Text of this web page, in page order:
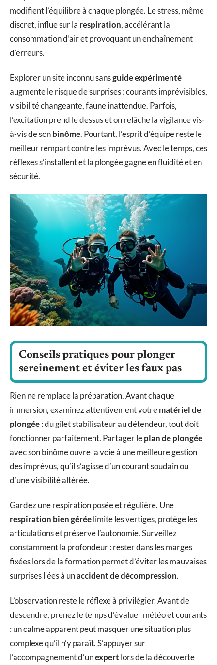
modifient l’équilibre à chaque plongée. Le stress, même
discret, influe sur la respiration, accélérant la
consommation d’air et provoquant un enchaînement
d’erreurs.
Explorer un site inconnu sansguide expérimenté
augmente le risque de surprises : courants imprévisibles,
visibilité changeante, faune inattendue. Parfois,
l’excitation prend le dessus et on relâche la vigilance vis-
à-vis de sonbinôme. Pourtant, l’esprit d’équipe reste le
meilleur rempart contre les imprévus. Avec le temps, ces
réflexes s’installent et la plongée gagne en fluidité et en
sécurité.
Conseils pratiques pour plonger
sereinement et éviter les faux pas
Rien ne remplace la préparation. Avant chaque
immersion, examinez attentivement votrematériel de
plongée: du gilet stabilisateur au détendeur, tout doit
fonctionner parfaitement. Partager leplan de plongée
avec son binôme ouvre la voie à une meilleure gestion
des imprévus, qu’il s’agisse d’un courant soudain ou
d’une visibilité altérée.
Gardez une respiration posée et régulière. Une
respiration bien géréelimite les vertiges, protège les
articulations et préserve l’autonomie. Surveillez
constamment la profondeur : rester dans les marges
fixées lors de la formation permet d’éviter les mauvaises
surprises liées à unaccident de décompression.
L’observation reste le réflexe à privilégier. Avant de
descendre, prenez le temps d’évaluer météo et courants
: un calme apparent peut masquer une situation plus
complexe qu’il n’y paraît. S’appuyer sur
l’accompagnement d’unexpert lors de la découverte